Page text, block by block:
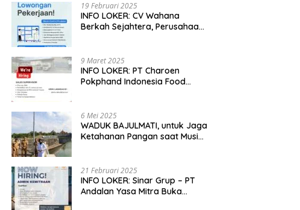
19 Februari 2025
INFO LOKER: CV Wahana
Berkah Sejahtera, Perusahaan
9 Maret 2025
INFO LOKER: PT Charoen
Pokphand Indonesia Food
6 Mei 2025
WADUK BAJULMATI, untuk Jaga
Ketahanan Pangan saat Musim
21 Februari 2025
INFO LOKER: Sinar Grup – PT
Andalan Yasa Mitra Buka